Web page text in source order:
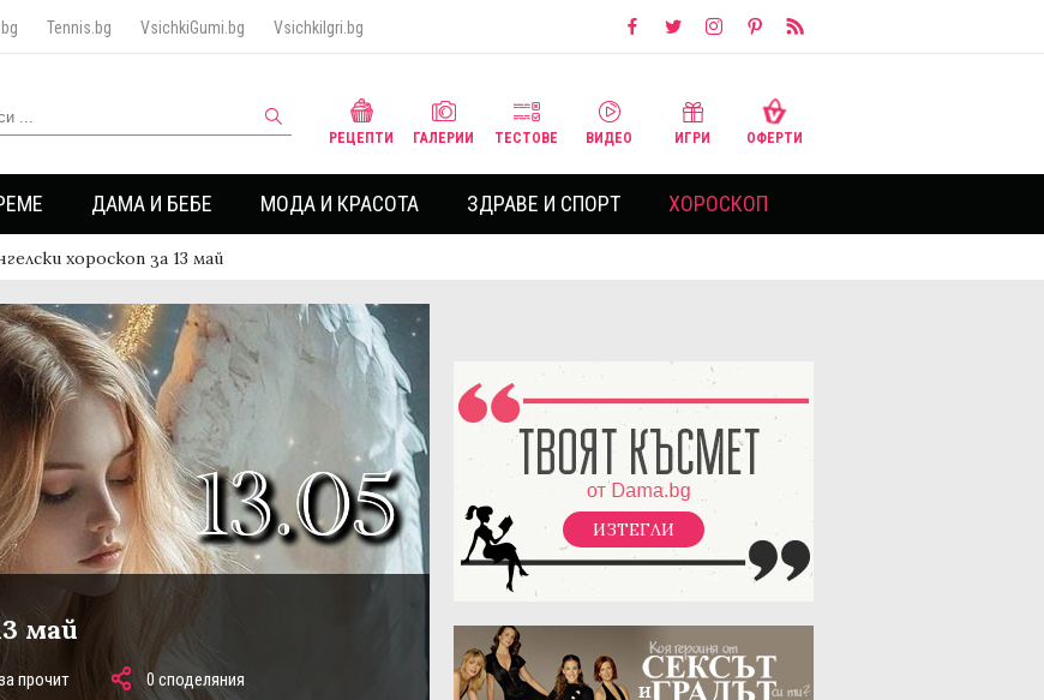
Tennis.bg VsichkiGumi.bg VsichkiIgri.bg
РЕЦЕПТИ ГАЛЕРИИ ТЕСТОВЕ ВИДЕО ИГРИ ОФЕРТИ
ДАМА И БЕБЕ МОДА И КРАСОТА ЗДРАВЕ И СПОРТ ХОРОСКОП
хороскоп за 13 май
май
прочит 0 споделяния
ИЗТЕГЛИ